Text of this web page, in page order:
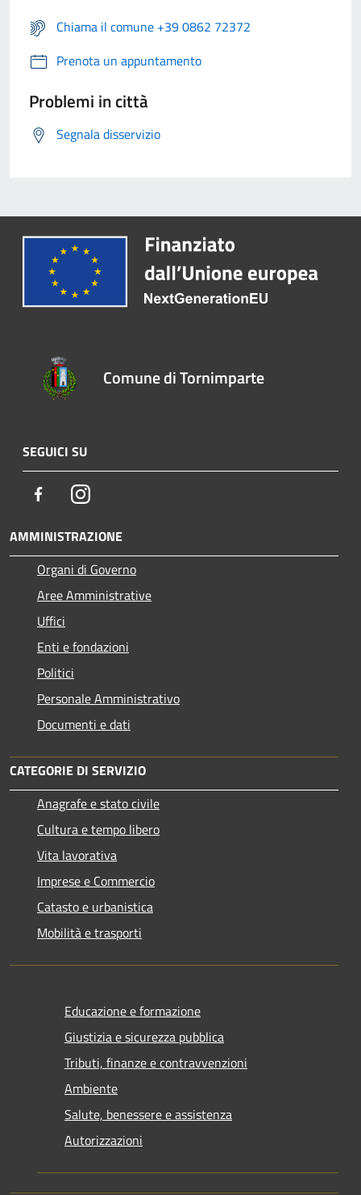
Chiama il comune +39 0862 72372
Prenota un appuntamento
Problemi in città
Segnala disservizio
Comune di Tornimparte
SEGUICI SU
FacebookInstagram
AMMINISTRAZIONE
Organi di Governo
Aree Amministrative
Uffici
Enti e fondazioni
Politici
Personale Amministrativo
Documenti e dati
CATEGORIE DI SERVIZIO
Anagrafe e stato civile
Cultura e tempo libero
Vita lavorativa
Imprese e Commercio
Catasto e urbanistica
Mobilità e trasporti
Educazione e formazione
Giustizia e sicurezza pubblica
Tributi, finanze e contravvenzioni
Ambiente
Salute, benessere e assistenza
Autorizzazioni